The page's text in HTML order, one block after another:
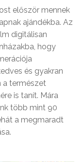
először mennek
ajándékba. Az
digitálisan
hogy
és gyakran
a természet
is tanít. Mára
több mint 90
a megmaradt